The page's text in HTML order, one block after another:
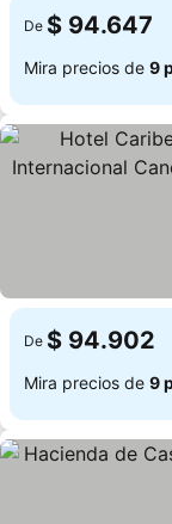
De $ 94.647
Mira precios de 9
De $ 94.902
Mira precios de 9